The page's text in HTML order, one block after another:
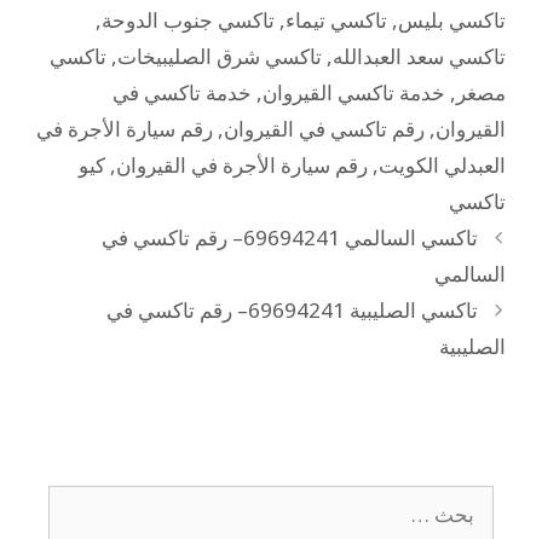
تاكسي بليس, تاكسي تيماء, تاكسي جنوب الدوحة,
تاكسي سعد العبدالله, تاكسي شرق الصليبيخات, تاكسي
مصغر , خدمة تاكسي القيروان, خدمة تاكسي في
القيروان, رقم تاكسي في القيروان, رقم سيارة الأجرة في
العبدلي الكويت, رقم سيارة الأجرة في القيروان, كيو
تاكسي
تاكسي السالمي 69694241– رقم تاكسي في
السالمي
تاكسي الصليبية 69694241– رقم تاكسي في
الصليبية